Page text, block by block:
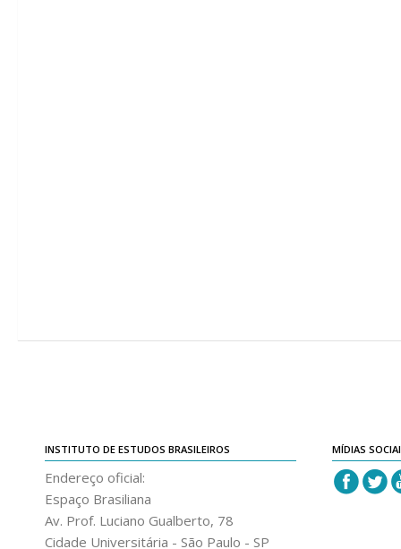
INSTITUTO DE ESTUDOS BRASILEIROS
Endereço oficial:
Espaço Brasiliana
Av. Prof. Luciano Gualberto, 78
Cidade Universitária - São Paulo - SP
MÍDIAS